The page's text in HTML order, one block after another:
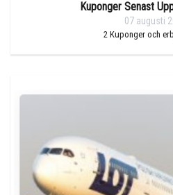
Kuponger Senast
07 augusti
2 Kuponger och